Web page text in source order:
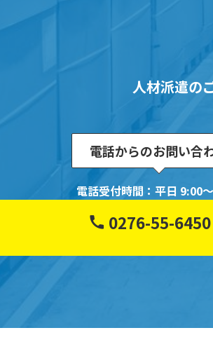
人材派遣の
電話からのお問い合
電話受付時間：平日 9:00
0276-55-6450